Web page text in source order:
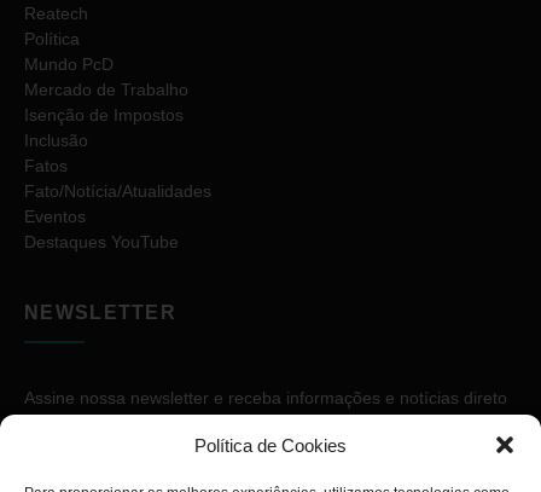
Política de Cookies
Reatech
Política
Mundo PcD
Mercado de Trabalho
Isenção de Impostos
Inclusão
Fatos
Fato/Notícia/Atualidades
Eventos
Destaques YouTube
NEWSLETTER
Assine nossa newsletter e receba informações e notícias direto